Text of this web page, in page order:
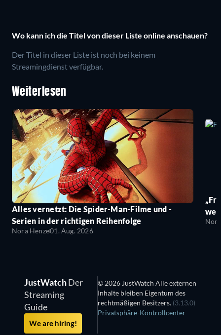
Wo kann ich die Titel von dieser Liste online anschauen?
Der Titel in dieser Liste ist noch bei keinem
Streamingdienst verfügbar.
Weiterlesen
Alles vernetzt: Die Spider-Man-Filme und -
Serien in der richtigen Reihenfolge
Nora Henze01. Aug. 2026
JustWatchDer
Streaming
Guide
We are hiring!
© 2026 JustWatch Alle externen
Inhalte bleiben Eigentum des
rechtmäßigen Besitzers. (3.13.0)
Privatsphäre-Kontrollcenter